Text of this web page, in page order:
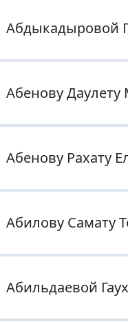
Абдыкадыровой
Абенову Даулету
Абенову Рахату
Абилову Самату
Абильдаевой